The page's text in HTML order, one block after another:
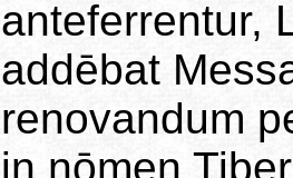
anteferrentur,
addēbat
renovandum
in nōmen